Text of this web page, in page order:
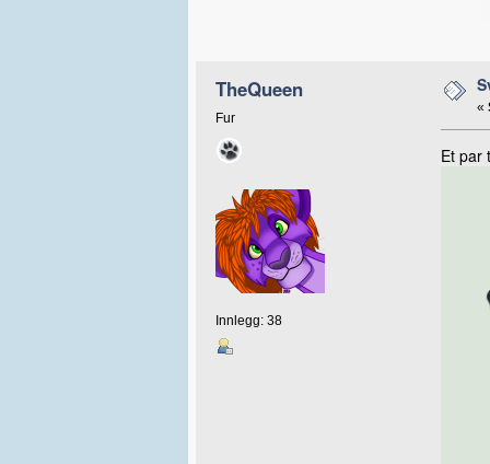
TheQueen
Fur
Innlegg: 38
«
Et par